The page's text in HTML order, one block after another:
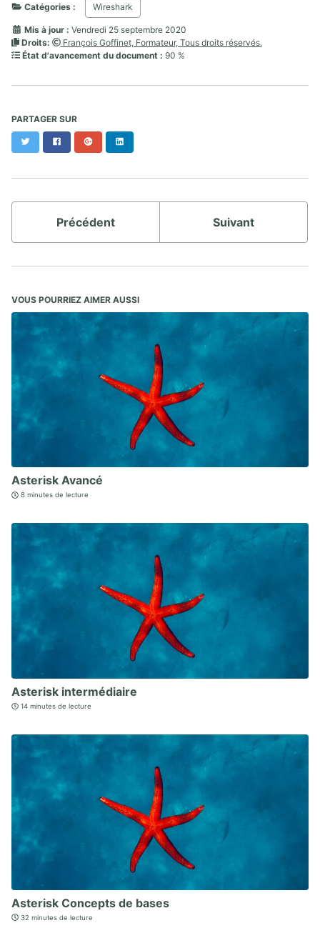
Catégories : Wireshark
Mis à jour : Vendredi 25 septembre 2020
Droits:
François Goffinet, Formateur, Tous droits réservés.
État d'avancement du document : 90 %
PARTAGER SUR
Twitter FacebookGoogle+
Précédent Suivant
VOUS POURRIEZ AIMER AUSSI
Asterisk Avancé
8 minutes de lecture
Asterisk intermédiaire
14 minutes de lecture
Asterisk Concepts de bases
32 minutes de lecture